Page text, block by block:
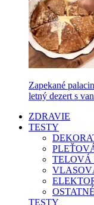
Zapekané
letný dezert s
ZDRAVIE
TESTY
TELOVÁ
OSTATNÉ
TESTY